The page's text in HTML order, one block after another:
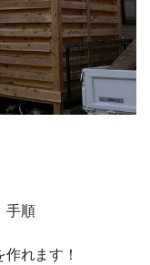
手順
れます！